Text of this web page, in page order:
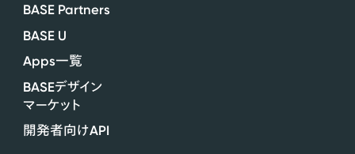
BASE Partners
BASE U
Apps一覧
BASEデザイン
マーケット
開発者向けAPI